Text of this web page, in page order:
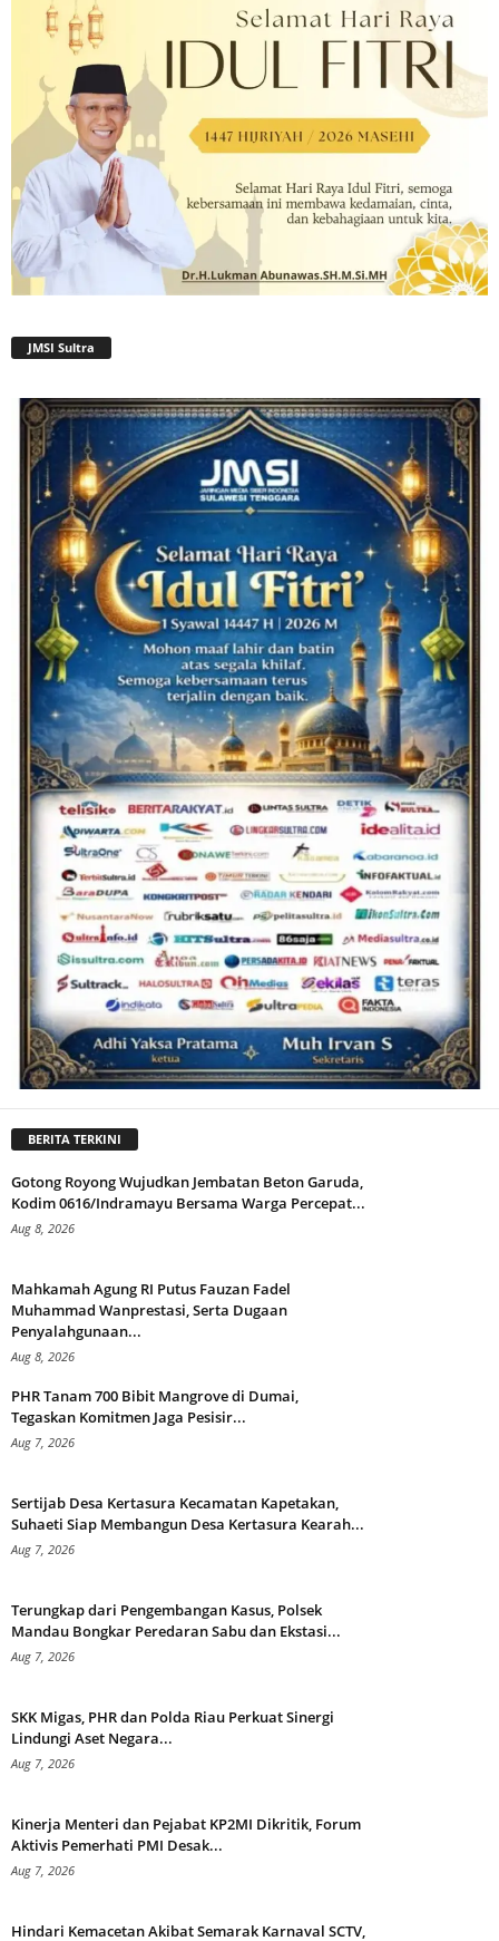
JMSI Sultra
BERITA TERKINI
Gotong Royong Wujudkan Jembatan Beton Garuda,
Kodim 0616/Indramayu Bersama Warga Percepat...
Aug 8, 2026
Mahkamah Agung RI Putus Fauzan Fadel
Muhammad Wanprestasi, Serta Dugaan
Penyalahgunaan...
Aug 8, 2026
PHR Tanam 700 Bibit Mangrove di Dumai,
Tegaskan Komitmen Jaga Pesisir...
Aug 7, 2026
Sertijab Desa Kertasura Kecamatan Kapetakan,
Suhaeti Siap Membangun Desa Kertasura Kearah...
Aug 7, 2026
Terungkap dari Pengembangan Kasus, Polsek
Mandau Bongkar Peredaran Sabu dan Ekstasi...
Aug 7, 2026
SKK Migas, PHR dan Polda Riau Perkuat Sinergi
Lindungi Aset Negara...
Aug 7, 2026
Kinerja Menteri dan Pejabat KP2MI Dikritik, Forum
Aktivis Pemerhati PMI Desak...
Aug 7, 2026
Hindari Kemacetan Akibat Semarak Karnaval SCTV,